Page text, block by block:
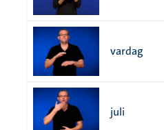
vardag
juli